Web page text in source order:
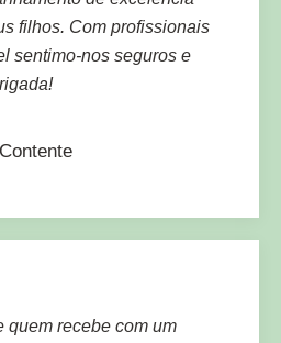
filhos. Com profissionais
sentimo-nos seguros e
quem recebe com um